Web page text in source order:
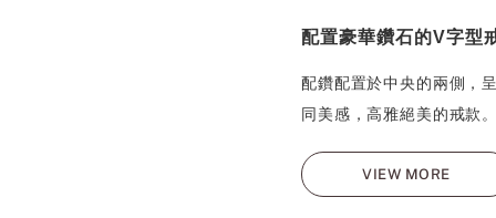
配置豪華鑽石的V字型
配鑽配置於中央的兩側，
同美感，高雅絕美的戒款。
VIEW MORE